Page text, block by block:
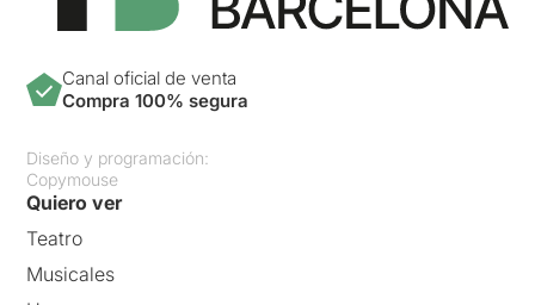
Canal oficial de venta
Compra 100% segura
Diseño y programación:
Copymouse
Quiero ver
Teatro
Musicales